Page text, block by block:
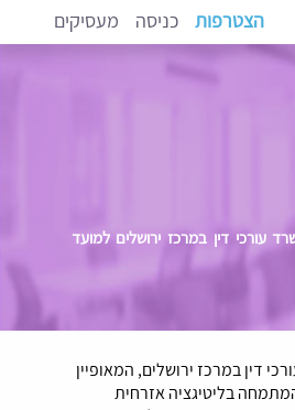
הצטרפות כניסה מעסיקים
עורכי דין במרכז ירושלים למועד
דין במרכז ירושלים, המאופיין
בליטיגציה אזרחית